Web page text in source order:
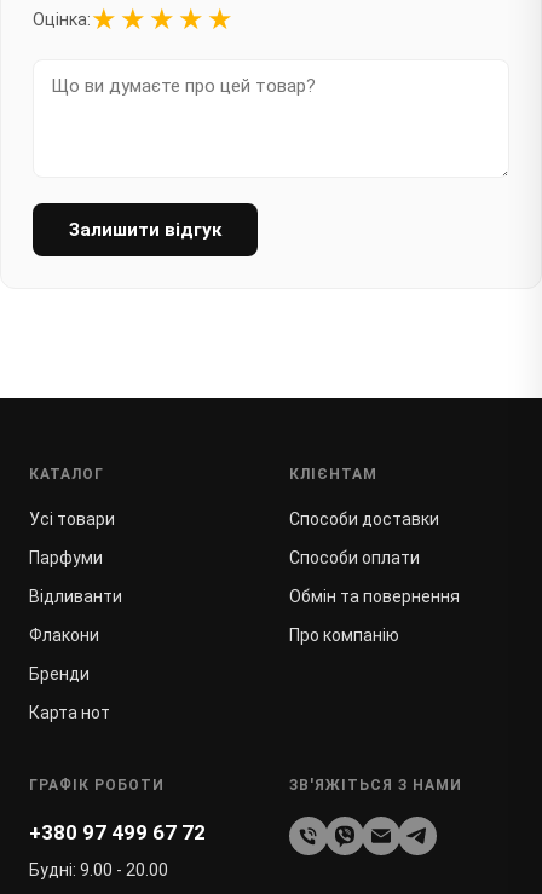
Оцінка:★ ★ ★ ★ ★
Залишити відгук
КАТАЛОГ
Усі товари
Парфуми
Відливанти
Флакони
Бренди
Карта нот
КЛІЄНТАМ
Способи доставки
Способи оплати
Обмін та повернення
Про компанію
ГРАФІК РОБОТИ
+380 97 499 67 72
Будні: 9.00 - 20.00
ЗВ'ЯЖІТЬСЯ З НАМИ